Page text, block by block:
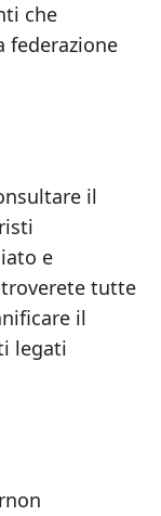
che
il
e
tutte
il
legati